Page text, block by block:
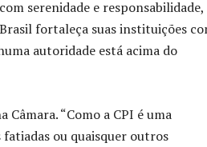
serenidade e responsabilidade,
fortaleça suas instituições
autoridade está acima do
“Como a CPI é uma
ou quaisquer outros